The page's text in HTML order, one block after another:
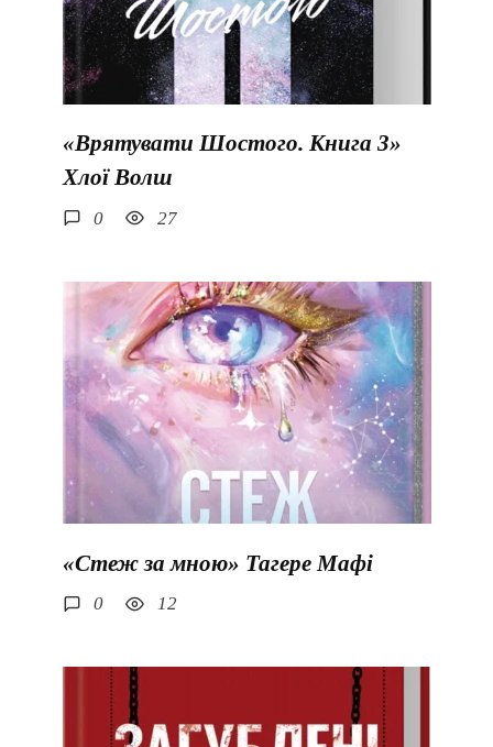
«Врятувати Шостого. Книга 3»
Хлої Волш
0 27
«Стеж за мною» Тагере Мафі
0 12